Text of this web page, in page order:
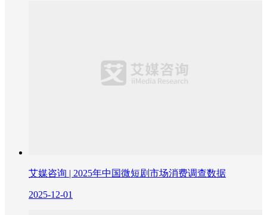
艾媒咨询 | 2025年中国微短剧市场消费调查数据
2025-12-01